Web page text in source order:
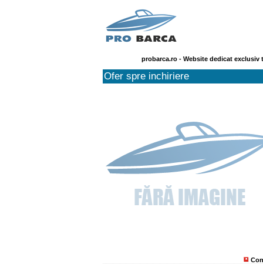
probarca.ro - Website dedicat
Ofer spre inchiriere